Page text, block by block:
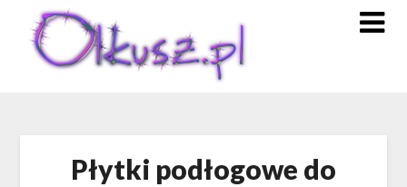
content
Płytki podłogowe do